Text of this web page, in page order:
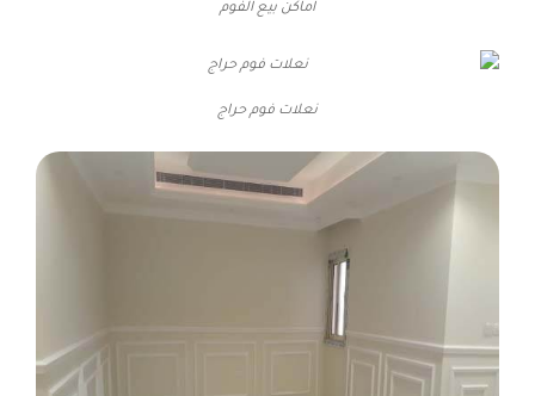
اماكن بيع الفوم
نعلات فوم حراج